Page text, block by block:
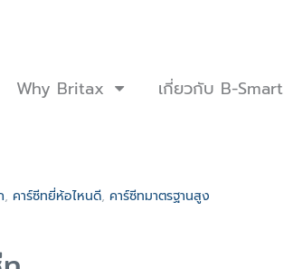
Why Britax เกี่ยวกับ B-Smart
, คาร์ซีทยี่ห้อไหนดี, คาร์ซีทมาตรฐานสูง